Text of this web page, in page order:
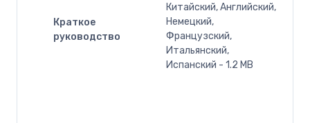
Краткое
руководство
Китайский, Английский,
Немецкий,
Французский,
Итальянский,
Испанский - 1.2 MB